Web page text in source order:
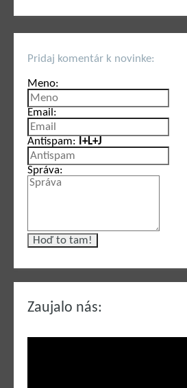
Zaujalo nás:
Pridaj komentár k novinke:
Meno:
Email:
Antispam: I+L+J
Správa: